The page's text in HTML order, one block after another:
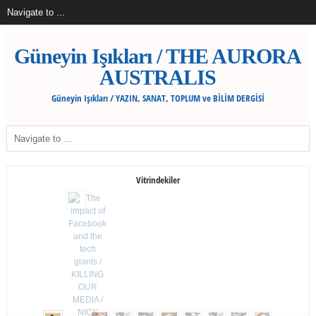
Güneyin Işıkları / THE AURORA
AUSTRALIS
Güneyin Işıkları / YAZIN, SANAT, TOPLUM ve BİLİM DERGİSİ
Vitrindekiler